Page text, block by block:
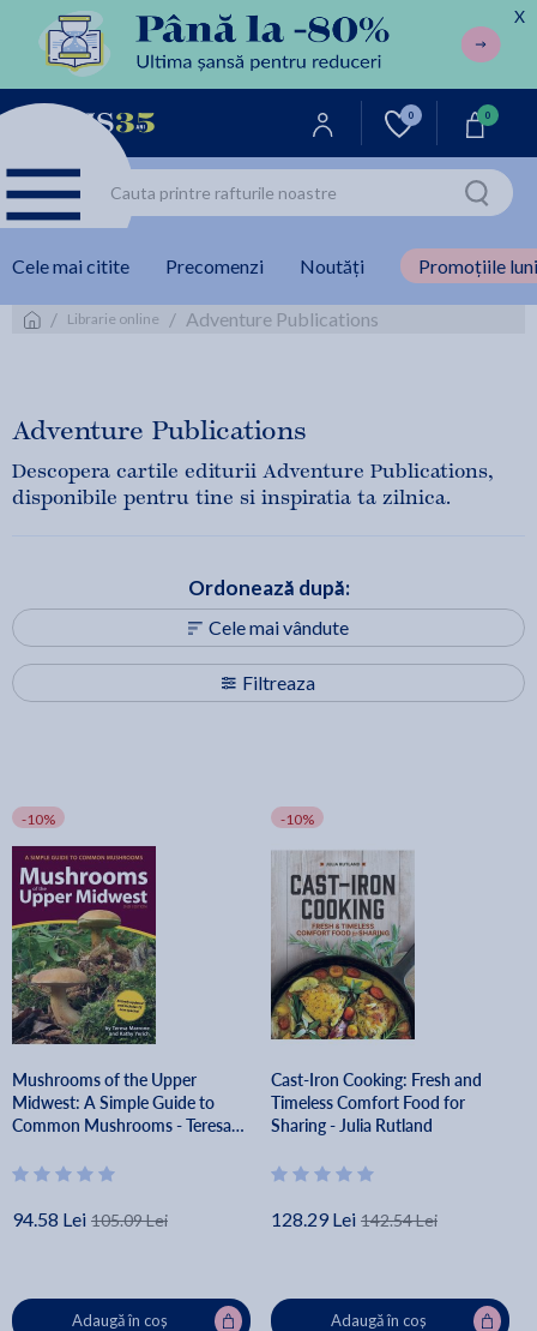
X
0 0
Cele mai citite Precomenzi Noutăți Promoțiile
/ Librarie online / Adventure Publications
Adventure Publications
Descopera cartile editurii Adventure Publications,
disponibile pentru tine si inspiratia ta zilnica.
Filtreaza
Ordonează după:
Cele mai vândute
-10%
Mushrooms of the Upper
Midwest: A Simple Guide to
Common Mushrooms - Teresa
94.58 Lei 105.09 Lei
Adaugă în coș
-10%
Cast-Iron Cooking: Fresh and
Timeless Comfort Food for
Sharing - Julia Rutland
128.29 Lei 142.54 Lei
Adaugă în coș